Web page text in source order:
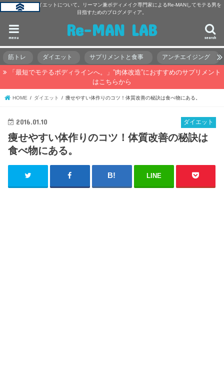
主に筋トレ・ダイエットについて。リーマン兼ボディメイク専門家によるRe-MANしてモテる男を
目指すためのブログメディア。
Re-MAN LAB search
menu
筋トレ ダイエット サプリメントと食事 アンチエイジング
「最短でモテるボディラインへ。」”肉体改造”におすすめのサプリメント
はこちらから
HOME ダイエット 痩せやすい体作りのコツ！体質改善の秘訣は食べ物にある。
ダイエット
2016.01.10
痩せやすい体作りのコツ！体質改善の秘訣は
食べ物にある。
LINE